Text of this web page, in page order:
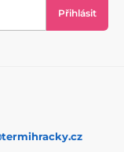
vlhkostí a
maximální
Přihlásit